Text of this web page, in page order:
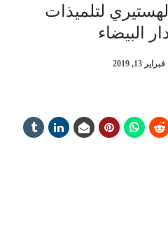
لتلميذات
البيضاء
فبراير 13, 2019